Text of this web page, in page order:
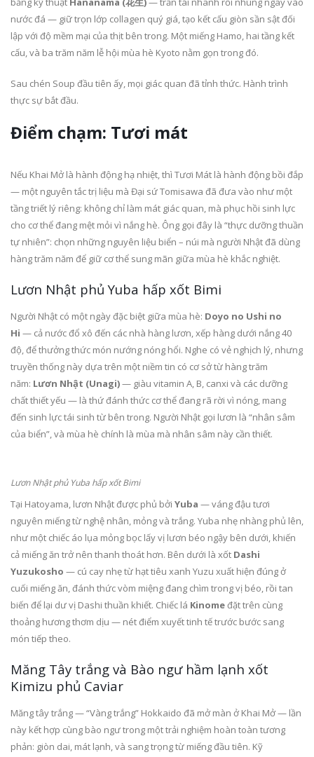
nước đá — giữ trọn lớp collagen quý giá, tạo kết cấu giòn sần sật đối
lập với độ mềm mại của thịt bên trong. Một miếng Hamo, hai tầng kết
cấu, và ba trăm năm lễ hội mùa hè Kyoto nằm gọn trong đó.
Sau chén Soup đầu tiên ấy, mọi giác quan đã tỉnh thức. Hành trình
thực sự bắt đầu.
Điểm chạm: Tươi mát
Nếu Khai Mở là hành động hạ nhiệt, thì Tươi Mát là hành động bồi đắp
— một nguyên tắc trị liệu mà Đại sứ Tomisawa đã đưa vào như một
tầng triết lý riêng: không chỉ làm mát giác quan, mà phục hồi sinh lực
cho cơ thể đang mệt mỏi vì nắng hè. Ông gọi đây là “thực dưỡng thuần
tự nhiên”: chọn những nguyên liệu biển – núi mà người Nhật đã dùng
hàng trăm năm để giữ cơ thể sung mãn giữa mùa hè khắc nghiệt.
Lươn Nhật phủ Yuba hấp xốt Bimi
Người Nhật có một ngày đặc biệt giữa mùa hè: Doyo no Ushi no
Hi — cả nước đổ xô đến các nhà hàng lươn, xếp hàng dưới nắng 40
độ, để thưởng thức món nướng nóng hổi. Nghe có vẻ nghịch lý, nhưng
truyền thống này dựa trên một niềm tin có cơ sở từ hàng trăm
năm: Lươn Nhật (Unagi)— giàu vitamin A, B, canxi và các dưỡng
chất thiết yếu — là thứ đánh thức cơ thể đang rã rời vì nóng, mang
đến sinh lực tái sinh từ bên trong. Người Nhật gọi lươn là “nhân sâm
của biển”, và mùa hè chính là mùa mà nhân sâm này cần thiết.
Lươn Nhật phủ Yuba hấp xốt Bimi
Tại Hatoyama, lươn Nhật được phủ bởi Yuba — váng đậu tươi
nguyên miếng từ nghệ nhân, mỏng và trắng. Yuba nhẹ nhàng phủ lên,
như một chiếc áo lụa mỏng bọc lấy vị lươn béo ngậy bên dưới, khiến
cả miếng ăn trở nên thanh thoát hơn. Bên dưới là xốt Dashi
Yuzukosho — cú cay nhẹ từ hạt tiêu xanh Yuzu xuất hiện đúng ở
cuối miếng ăn, đánh thức vòm miệng đang chìm trong vị béo, rồi tan
biến để lại dư vị Dashi thuần khiết. Chiếc lá Kinomeđặt trên cùng
thoảng hương thơm dịu — nét điểm xuyết tinh tế trước bước sang
món tiếp theo.
Măng Tây trắng và Bào ngư hầm lạnh xốt
Kimizu phủ Caviar
Măng tây trắng — “Vàng trắng” Hokkaido đã mở màn ở Khai Mở — lần
này kết hợp cùng bào ngư trong một trải nghiệm hoàn toàn tương
phản: giòn dai, mát lạnh, và sang trọng từ miếng đầu tiên. Kỹ